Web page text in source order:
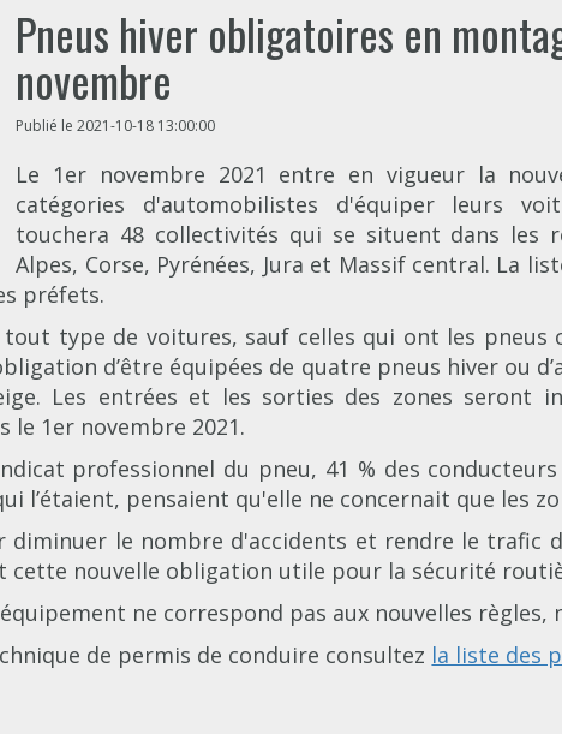
Pneus hiver obligatoires en
novembre
Publié le 2021-10-18 13:00:00
Le 1er novembre 2021 entre en vigueur la
catégories d'automobilistes d'équiper leurs
touchera 48 collectivités qui se situent dans les
Alpes, Corse, Pyrénées, Jura et Massif central. La
préfets.
type de voitures, sauf celles qui ont les pneus
d’être équipées de quatre pneus hiver ou
Les entrées et les sorties des zones seront
le 1er novembre 2021.
professionnel du pneu, 41 % des
l’étaient, pensaient qu'elle ne concernait que les
le nombre d'accidents et rendre le trafic
cette nouvelle obligation utile pour la sécurité
ne correspond pas aux nouvelles règles,
de permis de conduire consultez la liste des